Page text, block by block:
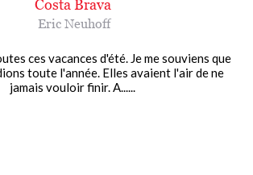
Costa Brava
Eric Neuhoff
ces vacances d'été. Je me souviens que
toute l'année. Elles avaient l'air de ne
jamais vouloir finir. A......